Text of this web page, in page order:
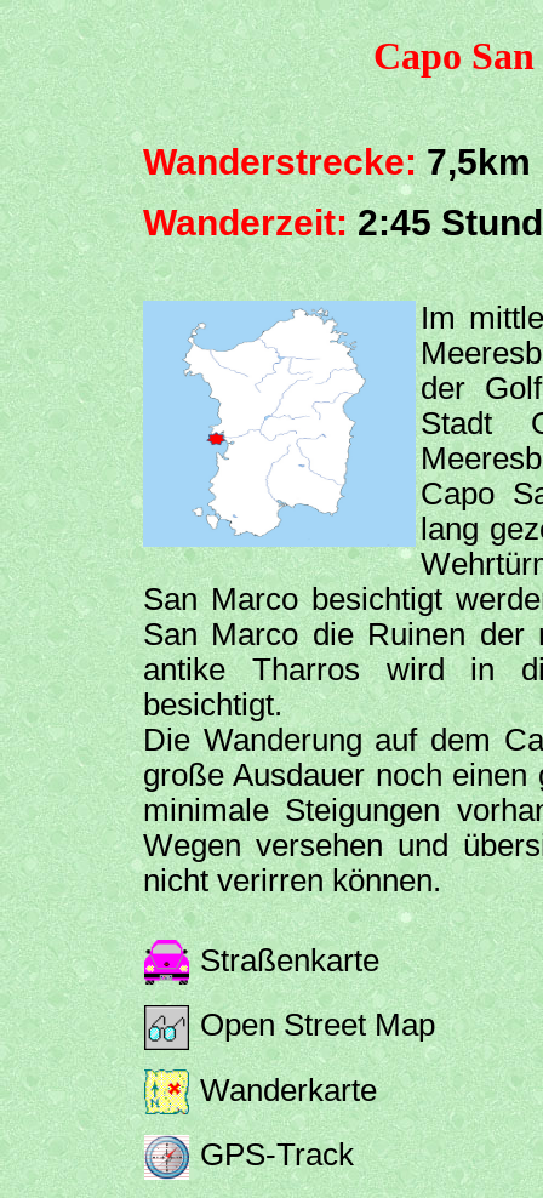
Capo
Wanderstrecke:7,5km
Wanderzeit:2:45
Im
der
Stadt
Capo
lang
San Marco besichtigt
San Marco die Ruinen der
antike Tharros wird in
besichtigt.
Die Wanderung auf dem
große Ausdauer noch
minimale Steigungen
Wegen versehen und
nicht verirren können.
Straßenkarte
Open Street Map
Wanderkarte
GPS-Track